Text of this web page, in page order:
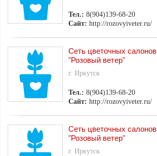
Тел.:8(904)139-68-20
Сайт: http://rozovyiveter.ru/
Сеть цветочных салонов
"Розовый ветер"
г. Иркутск
Тел.:8(904)139-68-20
Сайт: http://rozovyiveter.ru/
Сеть цветочных салонов
"Розовый ветер"
г. Иркутск